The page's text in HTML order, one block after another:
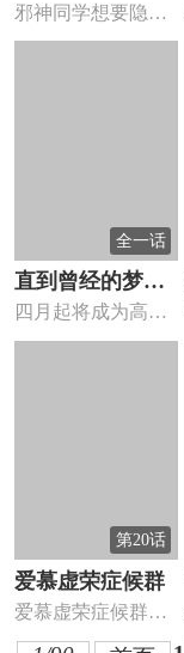
藏！！
邪神同学想要隐
藏！！漫画 ，过着
全一话
直到曾经的梦想
被实现的那一天
四月起将成为高中
生的双叶和冬子进
第20话
爱慕虚荣症候群
爱慕虚荣症候群漫
画 ，性格完美又受